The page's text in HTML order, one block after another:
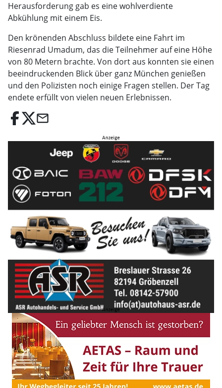
Herausforderung gab es eine wohlverdiente
Abkühlung mit einem Eis.
Den krönenden Abschluss bildete eine Fahrt im
Riesenrad Umadum, das die Teilnehmer auf eine Höhe
von 80 Metern brachte. Von dort aus konnten sie einen
beeindruckenden Blick über ganz München genießen
und den Polizisten noch einige Fragen stellen. Der Tag
endete erfüllt von vielen neuen Erlebnissen.
email